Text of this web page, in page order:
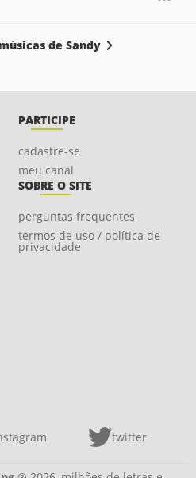
de Sandy
PARTICIPE
cadastre-se
meu canal
SOBRE O SITE
perguntas frequentes
termos de uso / política de
privacidade
twitter